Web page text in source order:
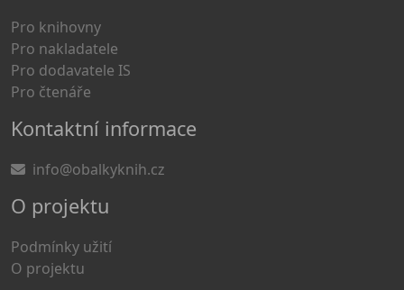
Pro knihovny
Pro nakladatele
Pro dodavatele IS
Pro čtenáře
Kontaktní informace
info@obalkyknih.cz
O projektu
Podmínky užití
O projektu